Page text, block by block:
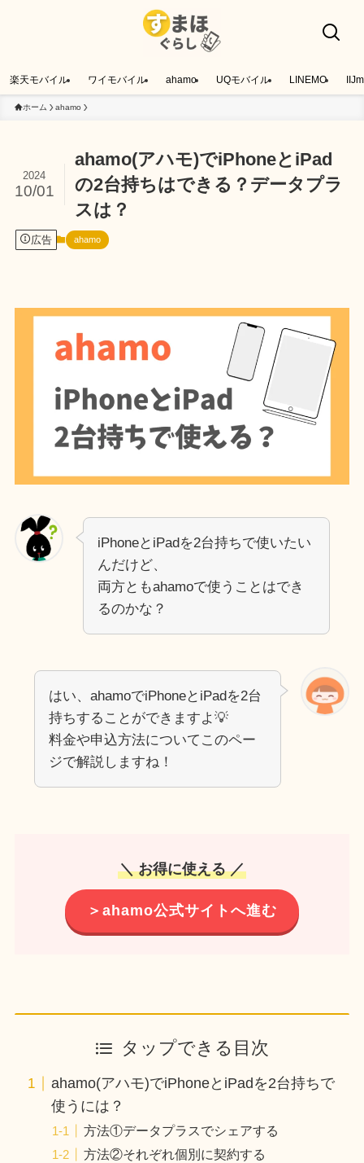
楽天モバイル ワイモバイル ahamo UQモバイル LINEMO
ホーム ahamo
ahamo(アハモ)でiPhoneとiPad
の2台持ちはできる？データプラ
スは？
2024
10/01
広告 ahamo
iPhoneとiPadを2台持ちで使いたい
んだけど、
両方ともahamoで使うことはでき
るのかな？
はい、ahamoでiPhoneとiPadを2台
持ちすることができますよ💡
料金や申込方法についてこのペー
ジで解説しますね！
＼ お得に使える ／
＞ahamo公式サイトへ進む
タップできる目次
ahamo(アハモ)でiPhoneとiPadを2台持ちで
使うには？
方法①データプラスでシェアする
方法②それぞれ個別に契約する